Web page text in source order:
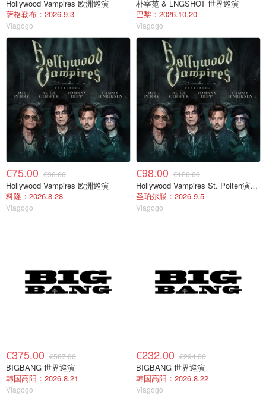
Hollywood Vampires 欧洲巡演
萨格勒布：2026.9.3
Viagogo
朴宰范 & LNGSHOT 世界巡演
巴黎：2026.10.20
Viagogo
€75.00 €96.00
Hollywood Vampires 欧洲巡演
科隆：2026.8.28
Viagogo
€98.00 €120.00
Hollywood Vampires St. Polten演唱会门票 2026年9月5日
圣珀尔滕：2026.9.5
Viagogo
€375.00 €587.00
BIGBANG 世界巡演
韩国高阳：2026.8.21
Viagogo
€232.00 €294.00
BIGBANG 世界巡演
韩国高阳：2026.8.22
Viagogo